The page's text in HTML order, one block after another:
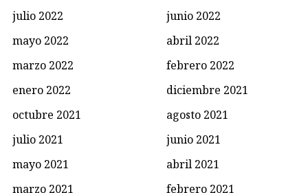
julio 2022
junio 2022
mayo 2022
abril 2022
marzo 2022
febrero 2022
enero 2022
diciembre 2021
octubre 2021
agosto 2021
julio 2021
junio 2021
mayo 2021
abril 2021
marzo 2021
febrero 2021